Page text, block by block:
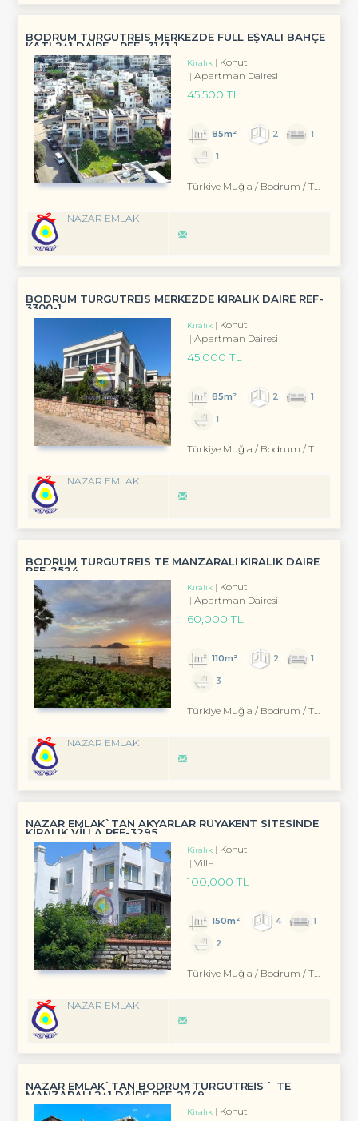
BODRUM TURGUTREİS MERKEZDE FULL EŞYALI BAHÇE
KATI 2+1 DAİRE - REF- 3141-1
Kiralık
Konut
Apartman Dairesi
45,500 TL
85m² 2
1
1
Türkiye Muğla / Bodrum / Turgutreis
NAZAR EMLAK
BODRUM TURGUTREIS MERKEZDE KİRALIK DAIRE REF-
3300-1
Kiralık
Konut
Apartman Dairesi
45,000 TL
85m² 2
1
1
Türkiye Muğla / Bodrum / Turgutreis
NAZAR EMLAK
BODRUM TURGUTREIS TE MANZARALI KİRALIK DAIRE
REF-2524
Kiralık
Konut
Apartman Dairesi
60,000 TL
110m² 2
1
3
Türkiye Muğla / Bodrum / Turgutreis
NAZAR EMLAK
NAZAR EMLAK`TAN AKYARLAR RÜYAKENT SİTESİNDE
KİRALIK VİLLA REF-3295
Kiralık
Konut
Villa
100,000 TL
150m² 4
1
2
Türkiye Muğla / Bodrum / Turgutreis
NAZAR EMLAK
NAZAR EMLAK`TAN BODRUM TURGUTREİS ` TE
MANZARALI 2+1 DAİRE REF-2749
Kiralık
Konut